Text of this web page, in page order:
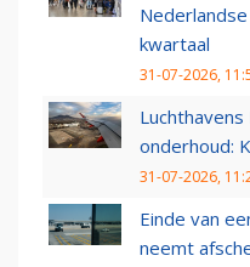
kwartaal
31-07-2026,
onderhoud:
31-07-2026,
Einde van
neemt